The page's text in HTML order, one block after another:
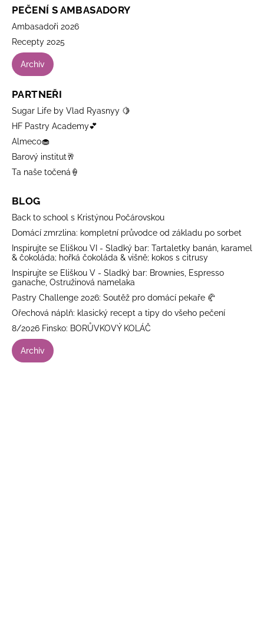
PEČENÍ S AMBASADORY
Ambasadoři 2026
Recepty 2025
Archiv
PARTNEŘI
Sugar Life by Vlad Ryasnyy 🍋
HF Pastry Academy💕
Almeco🧁
Barový institut🥂
Ta naše točená🍦
BLOG
Back to school s Kristýnou Počárovskou
Domácí zmrzlina: kompletní průvodce od základu po sorbet
Inspirujte se Eliškou VI - Sladký bar: Tartaletky banán, karamel
& čokoláda; hořká čokoláda & višně; kokos s citrusy
Inspirujte se Eliškou V - Sladký bar: Brownies, Espresso
ganache, Ostružinová namelaka
Pastry Challenge 2026: Soutěž pro domácí pekaře 🥐
Ořechová náplň: klasický recept a tipy do všeho pečení
8/2026 Finsko: BORŮVKOVÝ KOLÁČ
Archiv